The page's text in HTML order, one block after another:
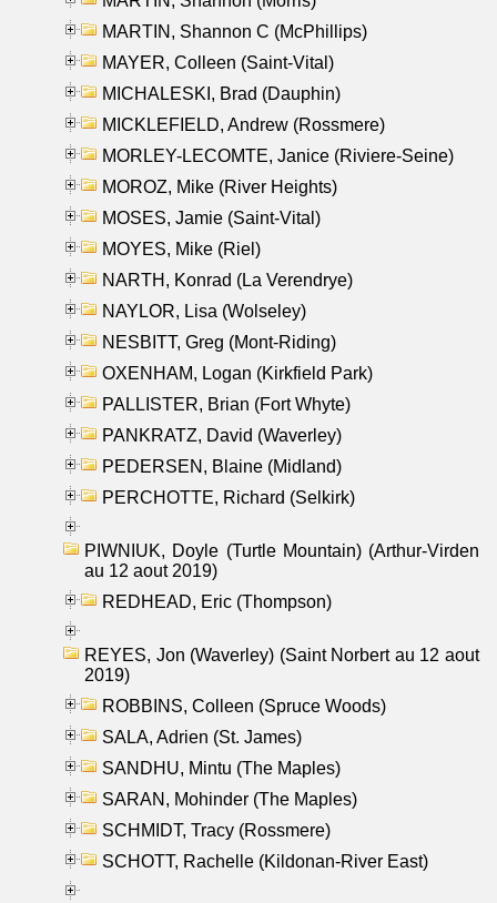
MARTIN, Shannon C (McPhillips)
MAYER, Colleen (Saint-Vital)
MICHALESKI, Brad (Dauphin)
MICKLEFIELD, Andrew (Rossmere)
MORLEY-LECOMTE, Janice (Riviere-Seine)
MOROZ, Mike (River Heights)
MOSES, Jamie (Saint-Vital)
MOYES, Mike (Riel)
NARTH, Konrad (La Verendrye)
NAYLOR, Lisa (Wolseley)
NESBITT, Greg (Mont-Riding)
OXENHAM, Logan (Kirkfield Park)
PALLISTER, Brian (Fort Whyte)
PANKRATZ, David (Waverley)
PEDERSEN, Blaine (Midland)
PERCHOTTE, Richard (Selkirk)
PIWNIUK, Doyle (Turtle Mountain) (Arthur-Virden
au 12 aout 2019)
REDHEAD, Eric (Thompson)
REYES, Jon (Waverley) (Saint Norbert au 12 aout
2019)
ROBBINS, Colleen (Spruce Woods)
SALA, Adrien (St. James)
SANDHU, Mintu (The Maples)
SARAN, Mohinder (The Maples)
SCHMIDT, Tracy (Rossmere)
SCHOTT, Rachelle (Kildonan-River East)